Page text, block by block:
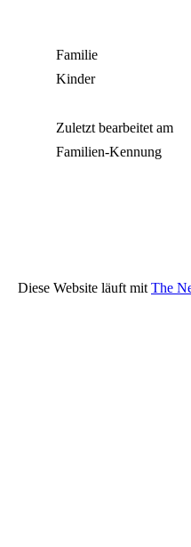
Familie
Kinder
Zuletzt bearbeitet am
Familien-Kennung
Diese Website läuft mit The